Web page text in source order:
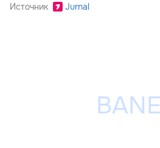
Источник Jurnal